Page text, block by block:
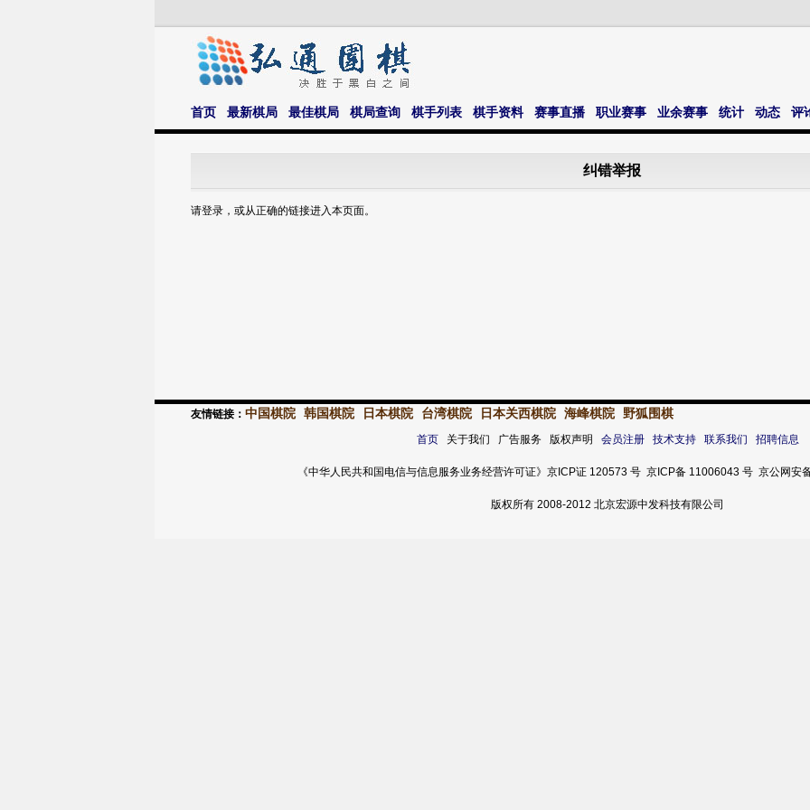
首页 最新棋局 最佳棋局 棋局查询 棋手列表 棋手资料 赛事直播 职业赛事 业余赛事 统计 动态 评
纠错举报
请登录，或从正确的链接进入本页面。
友情链接： 中国棋院 韩国棋院 日本棋院 台湾棋院 日本关西棋院 海峰棋院 野狐围棋
首页关于我们 广告服务 版权声明 会员注册 技术支持 联系我们 招聘信息
《中华人民共和国电信与信息服务业务经营许可证》京ICP证 120573 号 京ICP备 11006043 号 京公网安
版权所有 2008-2012 北京宏源中发科技有限公司